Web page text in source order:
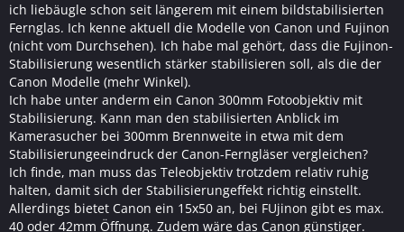
ich liebäugle schon seit längerem mit einem bildstabilisierten
Fernglas. Ich kenne aktuell die Modelle von Canon und Fujinon
(nicht vom Durchsehen). Ich habe mal gehört, dass die Fujinon-
Stabilisierung wesentlich stärker stabilisieren soll, als die der
Canon Modelle (mehr Winkel).
Ich habe unter anderm ein Canon 300mm Fotoobjektiv mit
Stabilisierung. Kann man den stabilisierten Anblick im
Kamerasucher bei 300mm Brennweite in etwa mit dem
Stabilisierungeeindruck der Canon-Ferngläser vergleichen?
Ich finde, man muss das Teleobjektiv trotzdem relativ ruhig
halten, damit sich der Stabilisierungeffekt richtig einstellt.
Allerdings bietet Canon ein 15x50 an, bei FUjinon gibt es max.
40 oder 42mm Öffnung. Zudem wäre das Canon günstiger.